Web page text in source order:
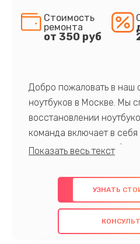
Стоимость
ремонта
от 350 руб
Добро пожаловать в наш
ноутбуков в Москве. Мы
восстановлении
команда включает в
профессионалов с
предлагаем быстрый и
использованием
также гарантируем
проведенных работ.
УЗНАТЬ